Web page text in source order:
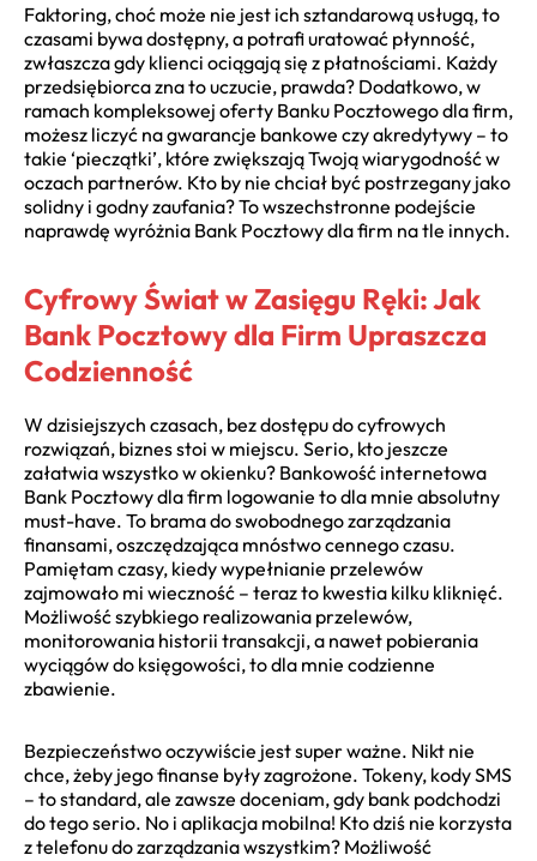
Faktoring, choć może nie jest ich sztandarową usługą, to
czasami bywa dostępny, a potrafi uratować płynność,
zwłaszcza gdy klienci ociągają się z płatnościami. Każdy
przedsiębiorca zna to uczucie, prawda? Dodatkowo, w
ramach kompleksowej oferty Banku Pocztowego dla firm,
możesz liczyć na gwarancje bankowe czy akredytywy – to
takie ‘pieczątki’, które zwiększają Twoją wiarygodność w
oczach partnerów. Kto by nie chciał być postrzegany jako
solidny i godny zaufania? To wszechstronne podejście
naprawdę wyróżnia Bank Pocztowy dla firm na tle innych.
Cyfrowy Świat w Zasięgu Ręki: Jak
Bank Pocztowy dla Firm Upraszcza
Codzienność
W dzisiejszych czasach, bez dostępu do cyfrowych
rozwiązań, biznes stoi w miejscu. Serio, kto jeszcze
załatwia wszystko w okienku? Bankowość internetowa
Bank Pocztowy dla firm logowanie to dla mnie absolutny
must-have. To brama do swobodnego zarządzania
finansami, oszczędzająca mnóstwo cennego czasu.
Pamiętam czasy, kiedy wypełnianie przelewów
zajmowało mi wieczność – teraz to kwestia kilku kliknięć.
Możliwość szybkiego realizowania przelewów,
monitorowania historii transakcji, a nawet pobierania
wyciągów do księgowości, to dla mnie codzienne
zbawienie.
Bezpieczeństwo oczywiście jest super ważne. Nikt nie
chce, żeby jego finanse były zagrożone. Tokeny, kody SMS
– to standard, ale zawsze doceniam, gdy bank podchodzi
do tego serio. No i aplikacja mobilna! Kto dziś nie korzysta
z telefonu do zarządzania wszystkim? Możliwość